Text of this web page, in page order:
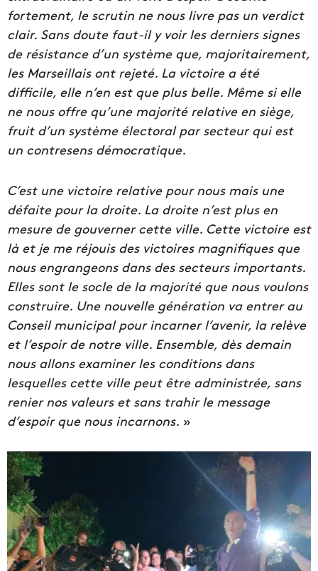
fortement, le scrutin ne nous livre pas un verdict
clair. Sans doute faut-il y voir les derniers signes
de résistance d’un système que, majoritairement,
les Marseillais ont rejeté. La victoire a été
difficile, elle n’en est que plus belle. Même si elle
ne nous offre qu’une majorité relative en siège,
fruit d’un système électoral par secteur qui est
un contresens démocratique.
C’est une victoire relative pour nous mais une
défaite pour la droite. La droite n’est plus en
mesure de gouverner cette ville. Cette victoire est
là et je me réjouis des victoires magnifiques que
nous engrangeons dans des secteurs importants.
Elles sont le socle de la majorité que nous voulons
construire. Une nouvelle génération va entrer au
Conseil municipal pour incarner l’avenir, la relève
et l’espoir de notre ville. Ensemble, dès demain
nous allons examiner les conditions dans
lesquelles cette ville peut être administrée, sans
renier nos valeurs et sans trahir le message
d’espoir que nous incarnons. »